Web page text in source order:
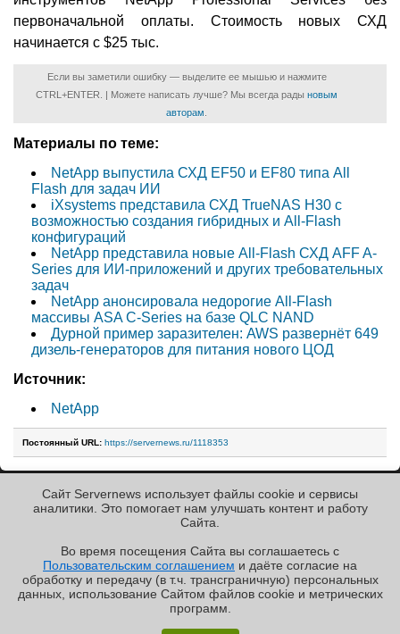
✖
первоначальной оплаты. Стоимость новых СХД
начинается с $25 тыс.
Если вы заметили ошибку — выделите ее мышью и нажмите
CTRL+ENTER. | Можете написать лучше? Мы всегда рады новым
авторам
Материалы по теме:
NetApp выпустила СХД EF50 и EF80 типа All
Flash для задач ИИ
iXsystems представила СХД TrueNAS H30 с
возможностью создания гибридных и All-Flash
конфигураций
NetApp представила новые All-Flash СХД AFF A-
Series для ИИ-приложений и других требовательных
задач
NetApp анонсировала недорогие All-Flash
массивы ASA C-Series на базе QLC NAND
Дурной пример заразителен: AWS развернёт 649
дизель-генераторов для питания нового ЦОД
Источник:
NetApp
Постоянный URL: https://servernews.ru/1118353
« Назад к ленте
Copyright ©2010-2026
Servernews.Пользовательское
соглашение
Сайт Servernews использует файлы cookie и сервисы
аналитики. Это помогает нам улучшать контент и работу
Cайта.
Во время посещения Cайта вы соглашаетесь с
Пользовательским соглашением и даёте согласие на
обработку и передачу (в т.ч. трансграничную) персональных
данных, использование Cайтом файлов cookie и метрических
программ.